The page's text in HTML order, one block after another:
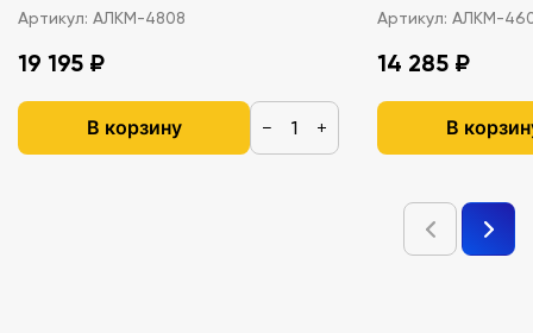
Артикул: АЛКМ-4808
19 195 ₽
В корзину − +
Артикул: АЛКМ-
14 285 ₽
В